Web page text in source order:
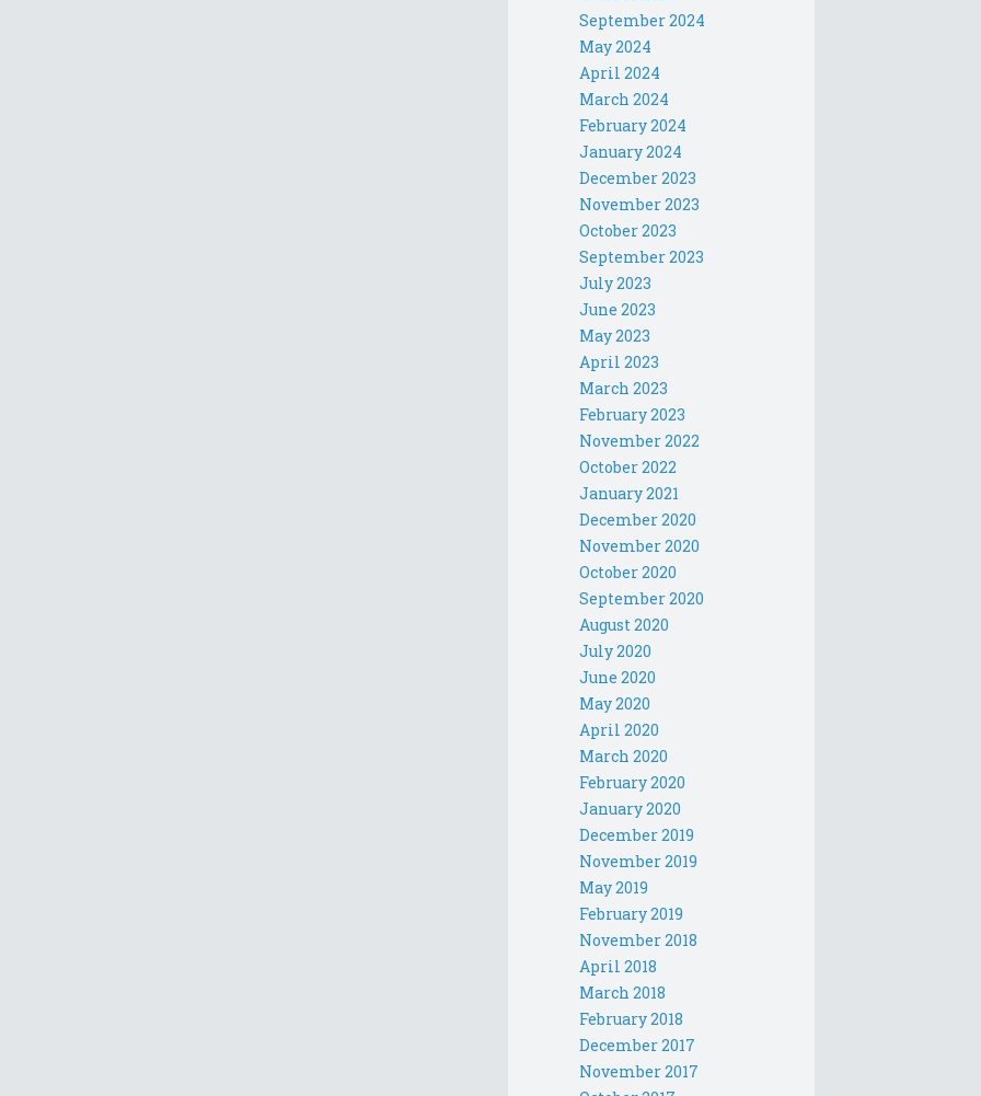
September 2024
May 2024
April 2024
March 2024
February 2024
January 2024
December 2023
November 2023
October 2023
September 2023
July 2023
June 2023
May 2023
April 2023
March 2023
February 2023
November 2022
October 2022
January 2021
December 2020
November 2020
October 2020
September 2020
August 2020
July 2020
June 2020
May 2020
April 2020
March 2020
February 2020
January 2020
December 2019
November 2019
May 2019
February 2019
November 2018
April 2018
March 2018
February 2018
December 2017
November 2017